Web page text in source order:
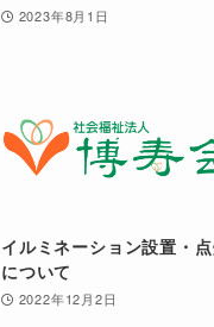
2023年8月1日
イルミネーション設置・
について
2022年12月2日